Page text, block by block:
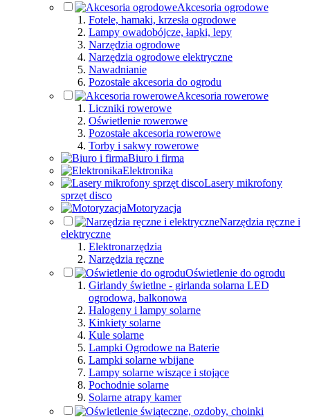
Akcesoria ogrodowe
Fotele, hamaki, krzesła ogrodowe
Lampy owadobójcze, łapki, lepy
Narzędzia ogrodowe
Narzędzia ogrodowe elektryczne
Nawadnianie
Pozostałe akcesoria do ogrodu
Akcesoria rowerowe
Liczniki rowerowe
Oświetlenie rowerowe
Pozostałe akcesoria rowerowe
Torby i sakwy rowerowe
Biuro i firma
Elektronika
Lasery mikrofony
sprzęt disco
Motoryzacja
Narzędzia ręczne i
elektryczne
Elektronarzędzia
Narzędzia ręczne
Oświetlenie do ogrodu
Girlandy świetlne - girlanda solarna LED
ogrodowa, balkonowa
Halogeny i lampy solarne
Kinkiety solarne
Kule solarne
Lampki Ogrodowe na Baterie
Lampki solarne wbijane
Lampy solarne wiszące i stojące
Pochodnie solarne
Solarne atrapy kamer